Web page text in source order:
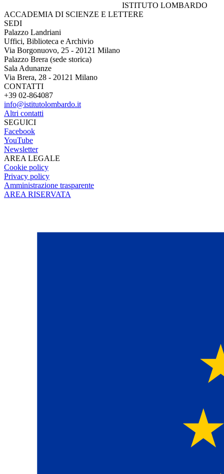
ISTITUTO LOMBARDO
ACCADEMIA DI SCIENZE E LETTERE
SEDI
Palazzo Landriani
Uffici, Biblioteca e Archivio
Via Borgonuovo, 25 - 20121 Milano
Palazzo Brera (sede storica)
Sala Adunanze
Via Brera, 28 - 20121 Milano
CONTATTI
+39 02-864087
info@istitutolombardo.it
Altri contatti
SEGUICI
Facebook
YouTube
Newsletter
AREA LEGALE
Cookie policy
Privacy policy
Amministrazione trasparente
AREA RISERVATA